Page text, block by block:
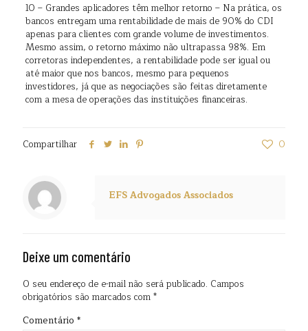
10 – Grandes aplicadores têm melhor retorno – Na prática, os
bancos entregam uma rentabilidade de mais de 90% do CDI
apenas para clientes com grande volume de investimentos.
Mesmo assim, o retorno máximo não ultrapassa 98%. Em
corretoras independentes, a rentabilidade pode ser igual ou
até maior que nos bancos, mesmo para pequenos
investidores, já que as negociações são feitas diretamente
com a mesa de operações das instituições financeiras.
Compartilhar 0
EFS Advogados Associados
Deixe um comentário
O seu endereço de e-mail não será publicado. Campos
obrigatórios são marcados com*
Comentário *